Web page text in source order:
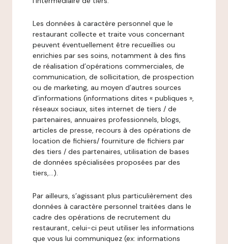
Les données à caractère personnel que le
restaurant collecte et traite vous concernant
peuvent éventuellement être recueillies ou
enrichies par ses soins, notamment à des fins
de réalisation d’opérations commerciales, de
communication, de sollicitation, de prospection
ou de marketing, au moyen d’autres sources
d’informations (informations dites « publiques »,
réseaux sociaux, sites internet de tiers / de
partenaires, annuaires professionnels, blogs,
articles de presse, recours à des opérations de
location de fichiers/ fourniture de fichiers par
des tiers / des partenaires, utilisation de bases
de données spécialisées proposées par des
tiers,…).
Par ailleurs, s’agissant plus particulièrement des
données à caractère personnel traitées dans le
cadre des opérations de recrutement du
restaurant, celui-ci peut utiliser les informations
que vous lui communiquez (ex: informations